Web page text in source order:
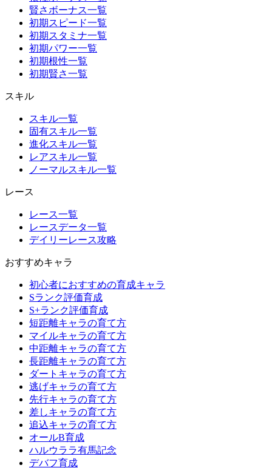
賢さボーナス一覧
初期スピード一覧
初期スタミナ一覧
初期パワー一覧
初期根性一覧
初期賢さ一覧
スキル
スキル一覧
固有スキル一覧
進化スキル一覧
レアスキル一覧
ノーマルスキル一覧
レース
レース一覧
レースデータ一覧
デイリーレース攻略
おすすめキャラ
初心者におすすめの育成キャラ
Sランク評価育成
S+ランク評価育成
短距離キャラの育て方
マイルキャラの育て方
中距離キャラの育て方
長距離キャラの育て方
ダートキャラの育て方
逃げキャラの育て方
先行キャラの育て方
差しキャラの育て方
追込キャラの育て方
オールB育成
ハルウララ有馬記念
デバフ育成